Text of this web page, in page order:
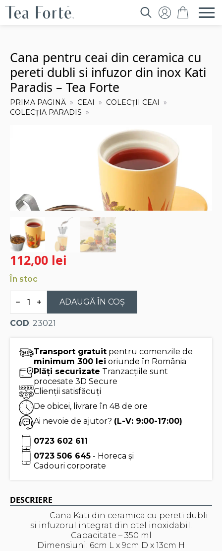
Cana pentru ceai din ceramica cu
pereti dubli si infuzor din inox Kati
Paradis – Tea Forte
PRIMA PAGINĂ CEAI
COLECȚII CEAI
COLECȚIA PARADIS
112,00 lei
În stoc
Cantitate
Cana
ceai
din
pereti
dubli
infuzor
din
inox
Kati
Paradis
Tea
Forte
ADAUGĂ ÎN COȘ
COD: 23021
Transport gratuit pentru comenzile de
minimum 300 lei oriunde în România
Plăți securizate Tranzacțiile sunt
procesate 3D Secure
Clienții satisfăcuți
De obicei, livrare în 48 de ore
Ai nevoie de ajutor? (L-V: 9:00-17:00)
0723 602 611
0723 506 645 - Horeca și
Cadouri corporate
DESCRIERE
Cana Kati din ceramica cu pereti dubli
si infuzorul integrat din otel inoxidabil.
Capacitate – 350 ml
Dimensiuni: 6cm L x 9cm D x 13cm H